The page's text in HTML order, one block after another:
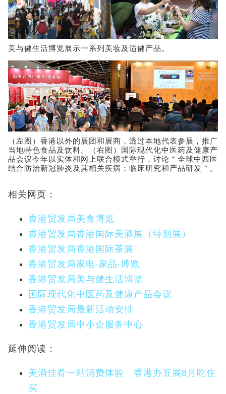
美与健生活博览展示一系列美妆及适健产品。
（左图）香港以外的展团和展商，透过本地代表参展，推广
当地特色食品及饮料。（右图）国际现代化中医药及健康产
品会议今年以实体和网上联合模式举行，讨论＂全球中西医
结合防治新冠肺炎及其相关疾病：临床研究和产品研发＂。
相关网页：
香港贸发局美食博览
香港贸发局香港国际美酒展（特别展）
香港贸发局香港国际茶展
香港贸发局家电‧家品‧博览
香港贸发局美与健生活博览
国际现代化中医药及健康产品会议
香港贸发局最新活动安排
香港贸发局中小企服务中心
延伸阅读：
美酒佳肴一站消费体验 香港办五展8月吃住
买